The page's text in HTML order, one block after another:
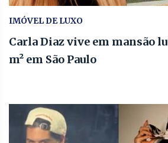
IMÓVEL DE LUXO
Carla Diaz vive em mansão
m² em São Paulo